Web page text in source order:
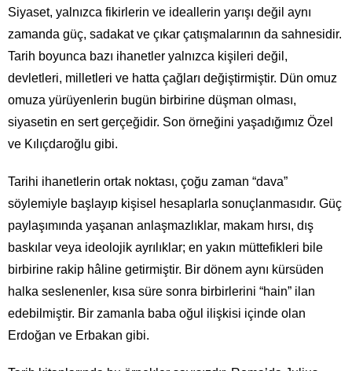
Siyaset, yalnızca fikirlerin ve ideallerin yarışı değil aynı
zamanda güç, sadakat ve çıkar çatışmalarının da sahnesidir.
Tarih boyunca bazı ihanetler yalnızca kişileri değil,
devletleri, milletleri ve hatta çağları değiştirmiştir. Dün omuz
omuza yürüyenlerin bugün birbirine düşman olması,
siyasetin en sert gerçeğidir. Son örneğini yaşadığımız Özel
ve Kılıçdaroğlu gibi.
Tarihi ihanetlerin ortak noktası, çoğu zaman “dava”
söylemiyle başlayıp kişisel hesaplarla sonuçlanmasıdır. Güç
paylaşımında yaşanan anlaşmazlıklar, makam hırsı, dış
baskılar veya ideolojik ayrılıklar; en yakın müttefikleri bile
birbirine rakip hâline getirmiştir. Bir dönem aynı kürsüden
halka seslenenler, kısa süre sonra birbirlerini “hain” ilan
edebilmiştir. Bir zamanla baba oğul ilişkisi içinde olan
Erdoğan ve Erbakan gibi.